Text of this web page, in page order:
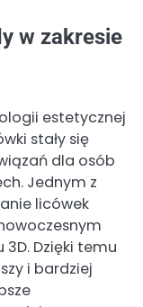
w zakresie
estetycznej
stały się
dla osób
Jednym z
licówek
Dzięki temu
i bardziej